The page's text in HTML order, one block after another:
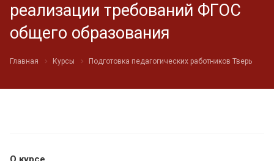
реализации требований ФГОС
общего образования
Главная Курсы Подготовка педагогических работников Тверь